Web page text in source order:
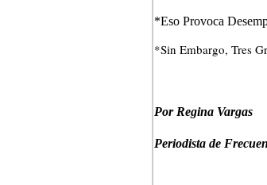
*Eso Provoca
*Sin Embargo, Tres
Por Regina Vargas
Periodista de